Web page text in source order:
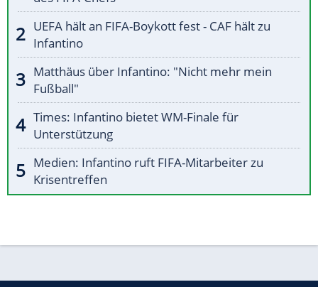
UEFA hält an FIFA-Boykott fest - CAF hält zu
Infantino
Matthäus über Infantino: "Nicht mehr mein
Fußball"
Times: Infantino bietet WM-Finale für
Unterstützung
Medien: Infantino ruft FIFA-Mitarbeiter zu
Krisentreffen